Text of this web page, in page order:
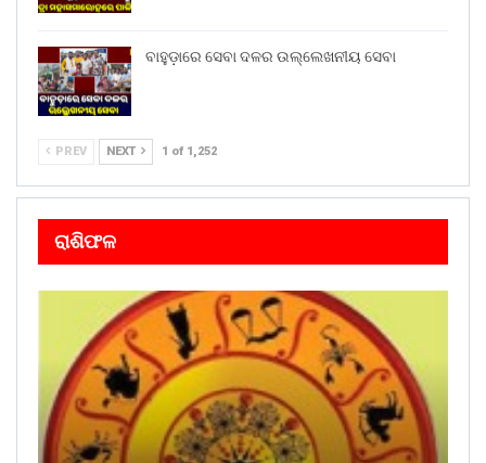
ବାହୁଡ଼ାରେ ସେବା ଦଳର ଉଲ୍ଲେଖନୀୟ ସେବା
PREV NEXT 1 of 1,252
ରାଶିଫଳ